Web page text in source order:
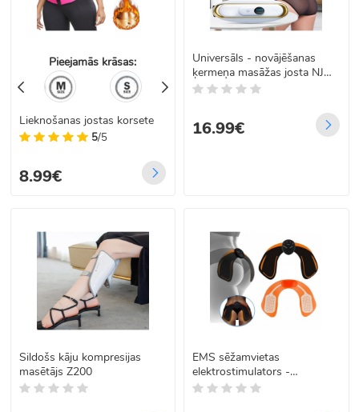
Pieejamās krāsas:
Lieknošanas jostas korsete
5/5
8.99€
Universāls - novājēšanas
ķermeņa masāžas josta NJR-
719
16.99€
Sildošs kāju kompresijas
masētājs Z200
EMS sēžamvietas
elektrostimulators -
trenažieris